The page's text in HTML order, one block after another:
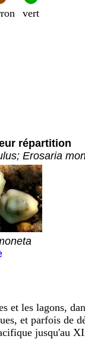
vert
répartition
Erosaria
et les lagons,
et parfois de
jusqu'au